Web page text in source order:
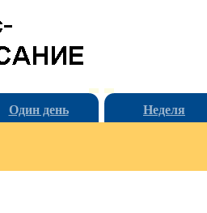
Один день Неделя